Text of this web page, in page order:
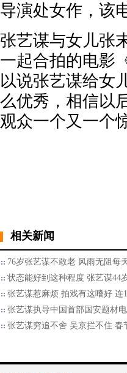
导演处女作，该
张艺谋与女儿张
一起合拍的电影
以说张艺谋给女
么优秀，相信以
观众一个又一个
相关新闻
76岁张艺谋不敢老 风雨无阻每
状态能好到这种程度 张艺谋44
张艺谋惹麻烦 拍戏有这嗜好 连
张艺谋执导中国首部国安题材
张艺谋穷追不舍 吴京拦不住 春